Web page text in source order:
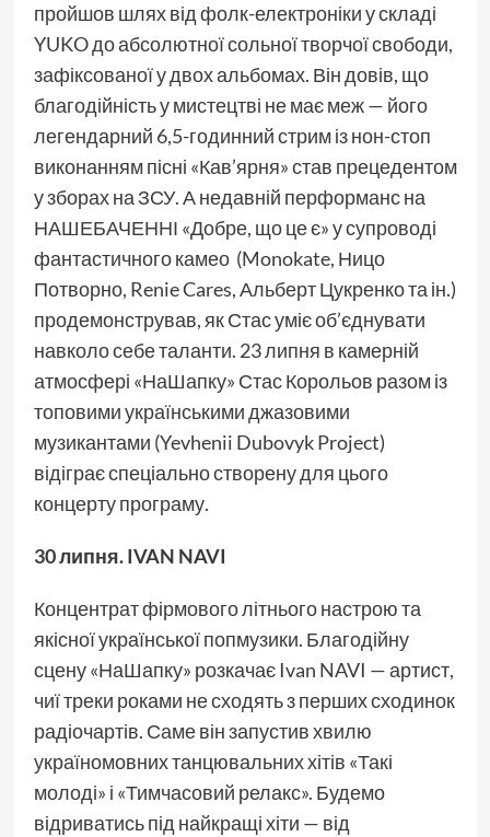
пройшов шлях від фолк-електроніки у складі
YUKO до абсолютної сольної творчої свободи,
зафіксованої у двох альбомах. Він довів, що
благодійність у мистецтві не має меж — його
легендарний 6,5-годинний стрим із нон-стоп
виконанням пісні «Кав’ярня» став прецедентом
у зборах на ЗСУ. А недавній перформанс на
НАШЕБАЧЕННІ «Добре, що це є» у супроводі
фантастичного камео (Monokate, Ницо
Потворно, Renie Cares, Альберт Цукренко та ін.)
продемонстрував, як Стас уміє об’єднувати
навколо себе таланти. 23 липня в камерній
атмосфері «НаШапку» Стас Корольов разом із
топовими українськими джазовими
музикантами (Yevhenii Dubovyk Project)
відіграє спеціально створену для цього
концерту програму.
30 липня. IVAN NAVI
Концентрат фірмового літнього настрою та
якісної української попмузики. Благодійну
сцену «НаШапку» розкачає Ivan NAVI — артист,
чиї треки роками не сходять з перших сходинок
радіочартів. Саме він запустив хвилю
україномовних танцювальних хітів «Такі
молоді» і «Тимчасовий релакс». Будемо
відриватись під найкращі хіти — від